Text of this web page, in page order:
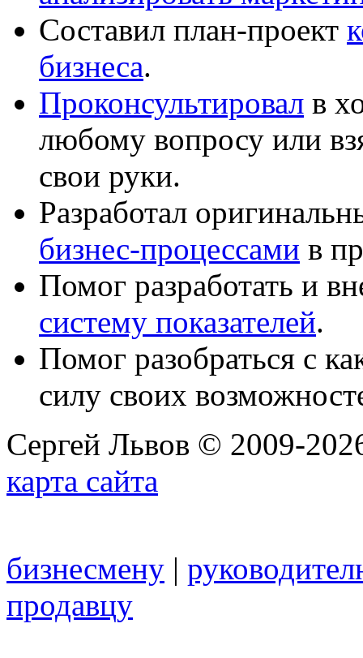
Составил план-проект
бизнеса.
Проконсультировал в
любому вопросу или
свои руки.
Разработал
бизнес-процессами в
Помог разработать и
систему показателей.
Помог разобраться с
силу своих
Сергей Львов © 2009-
карта сайта
бизнесмену |
продавцу